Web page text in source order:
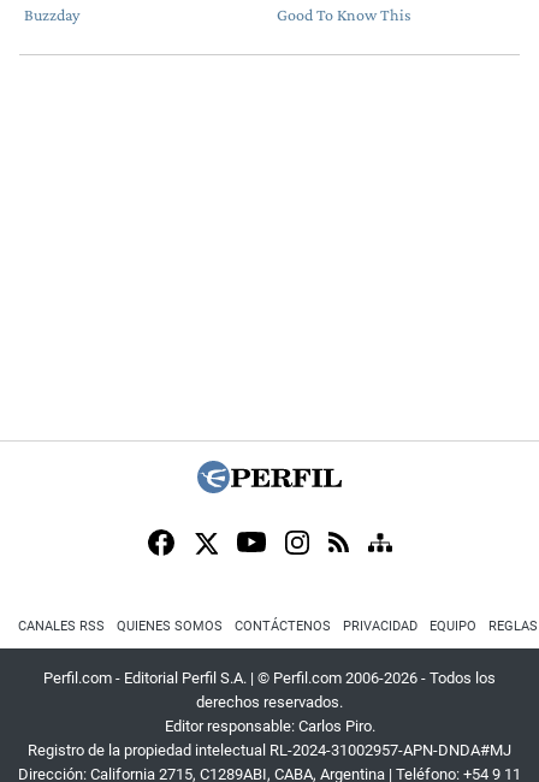
CANALES RSS QUIENES SOMOS CONTÁCTENOS PRIVACIDAD EQUIPO
Perfil.com - Editorial Perfil S.A. | © Perfil.com 2006-2026 - Todos los
derechos reservados.
Editor responsable: Carlos Piro.
Registro de la propiedad intelectual RL-2024-31002957-APN-DNDA#MJ
Dirección: California 2715, C1289ABI, CABA, Argentina | Teléfono: +54 9 11